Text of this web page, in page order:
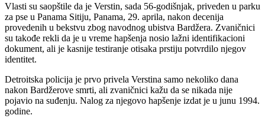
Vlasti su saopštile da je Verstin, sada 56-godišnjak, priveden u parku
za pse u Panama Sitiju, Panama, 29. aprila, nakon decenija
provedenih u bekstvu zbog navodnog ubistva Bardžera. Zvaničnici
su takođe rekli da je u vreme hapšenja nosio lažni identifikacioni
dokument, ali je kasnije testiranje otisaka prstiju potvrdilo njegov
identitet.
Detroitska policija je prvo privela Verstina samo nekoliko dana
nakon Bardžerove smrti, ali zvaničnici kažu da se nikada nije
pojavio na suđenju. Nalog za njegovo hapšenje izdat je u junu 1994.
godine.